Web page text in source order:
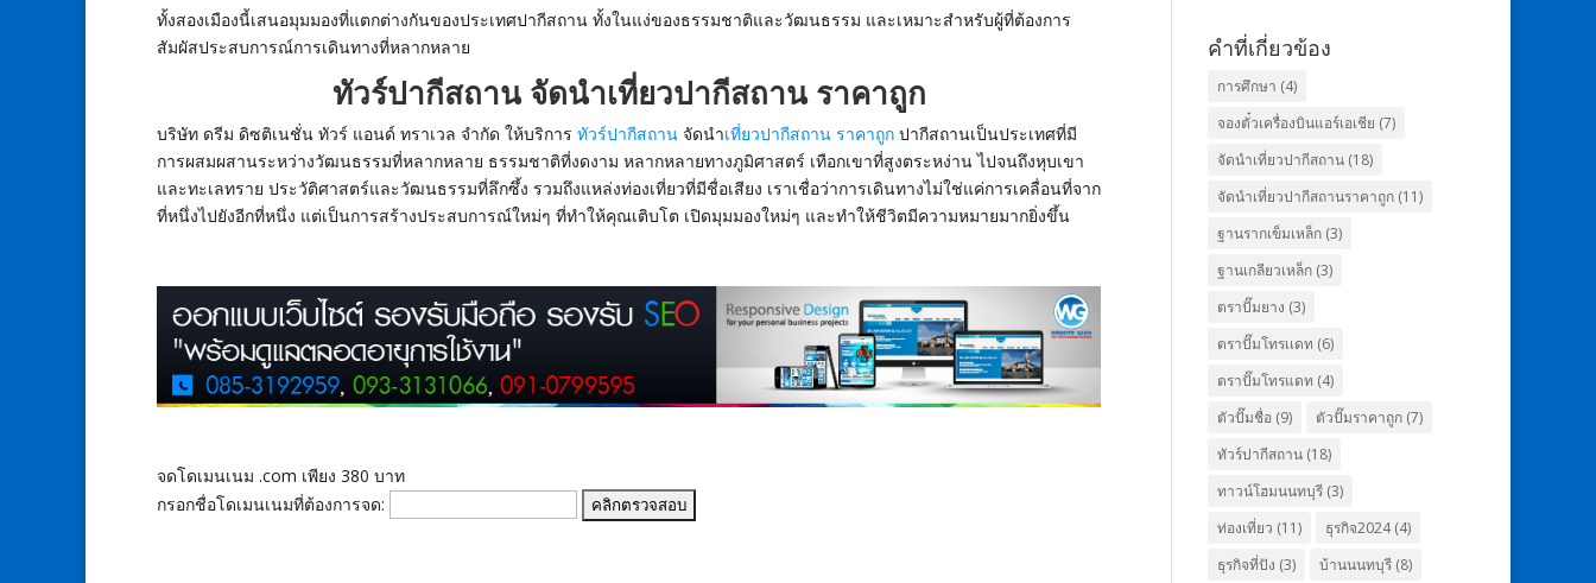
ทั้งสองเมืองนี้เสนอมุมมองที่แตกต่างกันของประเทศปากีสถาน ทั้งในแง่ของธรรมชาติและวัฒนธรรม และเหมาะสำหรับผู้ที่ต้องการ
สัมผัสประสบการณ์การเดินทางที่หลากหลาย
ทัวร์ปากีสถานจัดนำเที่ยวปากีสถาน ราคาถูก
บริษัท ดรีม ดิซติเนชั่น ทัวร์ แอนด์ ทราเวล จำกัด ให้บริการ ทัวร์ปากีสถาน จัดนำเที่ยวปากีสถาน ราคาถูก ปากีสถานเป็นประเทศที่มี
การผสมผสานระหว่างวัฒนธรรมที่หลากหลาย ธรรมชาติที่งดงาม หลากหลายทางภูมิศาสตร์ เทือกเขาที่สูงตระหง่าน ไปจนถึงหุบเขา
และทะเลทราย ประวัติศาสตร์และวัฒนธรรมที่ลึกซึ้ง รวมถึงแหล่งท่องเที่ยวที่มีชื่อเสียง เราเชื่อว่าการเดินทางไม่ใช่แค่การเคลื่อนที่จาก
ที่หนึ่งไปยังอีกที่หนึ่ง แต่เป็นการสร้างประสบการณ์ใหม่ๆ ที่ทำให้คุณเติบโต เปิดมุมมองใหม่ๆ และทำให้ชีวิตมีความหมายมากยิ่งขึ้น
จดโดเมนเนม .com เพียง 380 บาท
กรอกชื่อโดเมนเนมที่ต้องการจด:
คำที่เกี่ยวข้อง
การศึกษา (4)
จองตั๋วเครื่องบินแอร์เอเชีย (7)
จัดนำเที่ยวปากีสถาน(18)
จัดนำเที่ยวปากีสถานราคาถูก(11)
ฐานรากเข็มเหล็ก(3)
ฐานเกลียวเหล็ก(3)
ตราปั๊มยาง (3)
ตราปั๊มโทรเเดท (6)
ตราปั๊มโทรแดท (4)
ตัวปั๊มชื่อ (9) ตัวปั๊มราคาถูก(7)
ทัวร์ปากีสถาน(18)
ทาวน์โฮมนนทบุรี(3)
ท่องเที่ยว (11) ธุรกิจ2024(4)
ธุรกิจที่ปัง (3) บ้านนนทบุรี(8)